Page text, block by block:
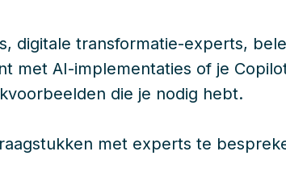
digitale transformatie-experts,
met AI-implementaties of je
die je nodig hebt.
met experts te